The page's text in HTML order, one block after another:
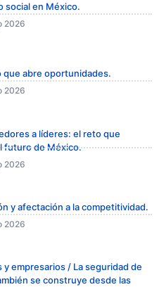
social en México.
2026
que abre oportunidades.
2026
a líderes: el reto que
futuro de México.
2026
y afectación a la competitividad.
2026
y empresarios / La seguridad de
se construye desde las